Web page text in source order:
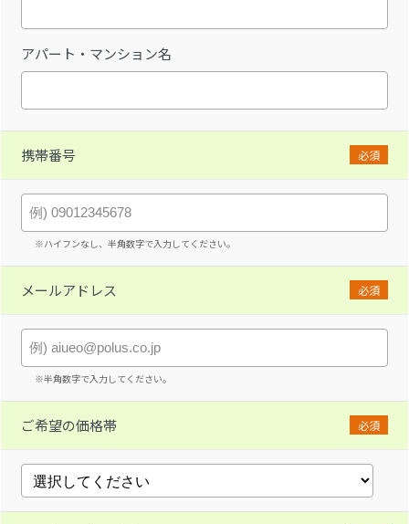
アパート・マンション名
携帯番号 必須
※ハイフンなし、半角数字で入力してください。
メールアドレス 必須
※半角数字で入力してください。
ご希望の価格帯 必須